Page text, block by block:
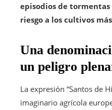
episodios de
riesgo a los cultivos
Una
un peligro
La expresión “Santos de
imaginario agrícola